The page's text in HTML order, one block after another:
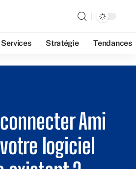
Services Stratégie Tendances
Ami
logiciel